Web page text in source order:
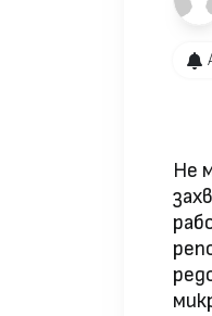
Не